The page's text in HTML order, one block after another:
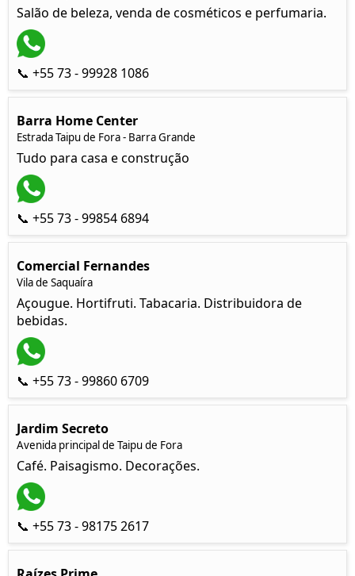
Salão de beleza, venda de cosméticos e perfumaria.
📞 +55 73 - 99928 1086
Barra Home Center
Estrada Taipu de Fora - Barra Grande
Tudo para casa e construção
📞 +55 73 - 99854 6894
Comercial Fernandes
Vila de Saquaíra
Açougue. Hortifruti. Tabacaria. Distribuidora de
bebidas.
📞 +55 73 - 99860 6709
Jardim Secreto
Avenida principal de Taipu de Fora
Café. Paisagismo. Decorações.
📞 +55 73 - 98175 2617